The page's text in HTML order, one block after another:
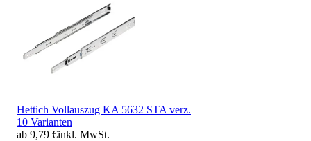
Hettich Vollauszug KA 5632 STA verz.
10 Varianten
ab 9,79 €inkl. MwSt.